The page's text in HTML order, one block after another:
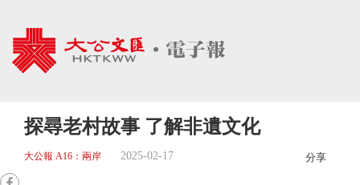
探尋老村故事 了解非遺文化
大公報 A16：兩岸 2025-02-17 分享